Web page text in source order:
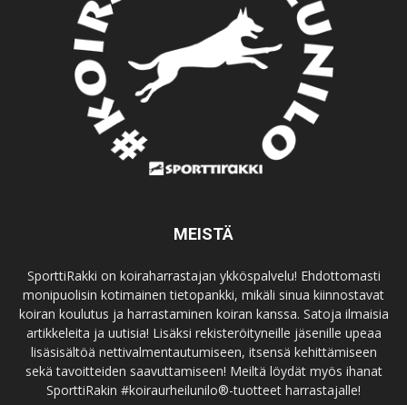
MEISTÄ
SporttiRakki on koiraharrastajan ykköspalvelu! Ehdottomasti
monipuolisin kotimainen tietopankki, mikäli sinua kiinnostavat
koiran koulutus ja harrastaminen koiran kanssa. Satoja ilmaisia
artikkeleita ja uutisia! Lisäksi rekisteröityneille jäsenille upeaa
lisäsisältöä nettivalmentautumiseen, itsensä kehittämiseen
sekä tavoitteiden saavuttamiseen! Meiltä löydät myös ihanat
SporttiRakin #koiraurheilunilo®-tuotteet harrastajalle!